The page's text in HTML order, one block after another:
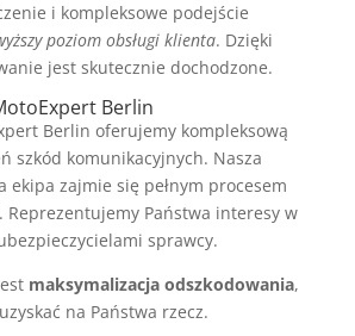
i kompleksowe podejście
poziom obsługi klienta. Dzięki
jest skutecznie dochodzone.
Berlin
Berlin oferujemy kompleksową
szkód komunikacyjnych. Nasza
ekipa zajmie się pełnym procesem
Reprezentujemy Państwa interesy w
sprawcy.
maksymalizacja odszkodowania,
na Państwa rzecz.